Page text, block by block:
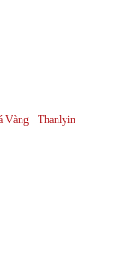
Vàng - Thanlyin